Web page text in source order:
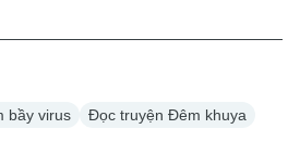
bầy virus Đọc truyện Đêm khuya